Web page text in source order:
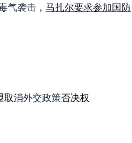
气袭击， 马扎尔要求参加国防
取消外交政策否决权